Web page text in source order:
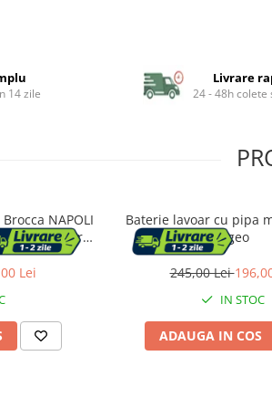
14 zile
Livrare
24 - 48h colete
NAPOLI
Racorduri
Silentioasa,
alama
Lei
Baterie lavoar cu pipa
Algeo
245,00 Lei
IN STOC
ADAUGA IN COS